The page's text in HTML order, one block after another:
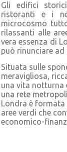
Gli edifici
ristoranti e i
microcosmo
rilassanti alle
vera essenza di
può rinunciare
Situata sulle
meravigliosa,
una vita notturna
una rete
Londra è
aree verdi che
economico-